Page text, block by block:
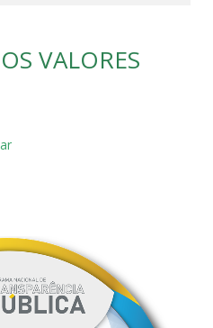
VALORES